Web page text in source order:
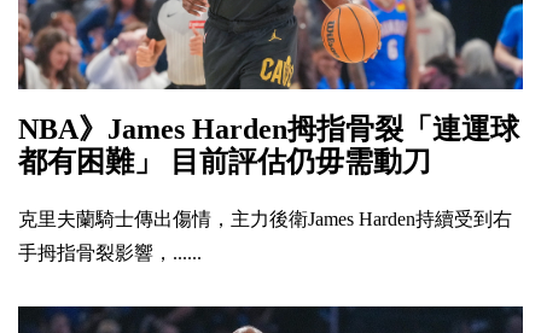
NBA》James Harden拇指骨裂「連運球
都有困難」 目前評估仍毋需動刀
克里夫蘭騎士傳出傷情，主力後衛James Harden持續受到右
手拇指骨裂影響，......